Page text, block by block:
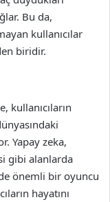
Bu da,
kullanıcılar
biridir.
Yapay zeka,
gibi alanlarda
önemli bir oyuncu
hayatını